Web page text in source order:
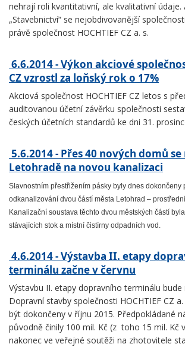
nehrají roli kvantitativní, ale kvalitativní údaje.
„Stavebnictví“ se nejobdivovanější
právě společnost HOCHTIEF CZ a. s.
6.6.2014 - Výkon akciové
CZ vzrostl za loňský rok o 17%
Akciová společnost HOCHTIEF CZ letos s
auditovanou účetní závěrku společnosti
českých účetních standardů ke dni 31.
5.6.2014 - Přes 40 nových domů
Letohradě na novou kanalizaci
Slavnostním přestřižením pásky byly dnes dokončeny
odkanalizování dvou částí města Letohrad –
Kanalizační soustava těchto dvou městských částí
stávajících stok a místní čistírny odpadních vod.
4.6.2014 - Výstavba II. etapy
terminálu začne v červnu
Výstavbu II. etapy dopravního terminálu bude
Dopravní stavby společnosti HOCHTIEF CZ
být dokončeny v říjnu 2015. Předpokládané
původně činily 100 mil. Kč (z toho 15 mil. Kč
nakonec ve veřejné soutěži na zhotovitele